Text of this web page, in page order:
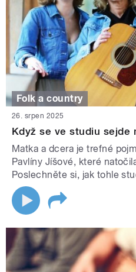
Folk a country
26. srpen 2025
Když se ve studiu sejde
Matka a dcera je trefné
Pavlíny Jíšové, které
Poslechněte si, jak tohle